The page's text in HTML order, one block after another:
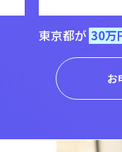
東京都が 30万
お